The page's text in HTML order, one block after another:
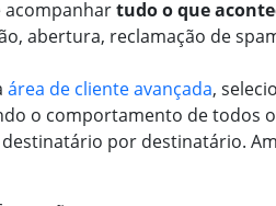
acompanhartudo o que
abertura, reclamação de
área de cliente avançada,
o comportamento de todos
por destinatário.